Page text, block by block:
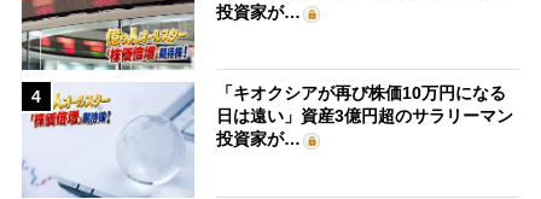
投資家が…
4
「キオクシアが再び株価10万円になる
日は遠い」資産3億円超のサラリーマン
投資家が…